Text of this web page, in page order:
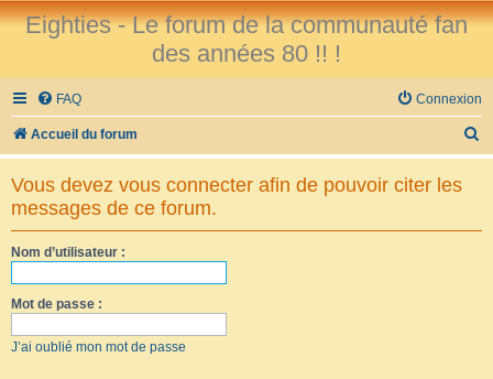
Eighties - Le forum de la communauté fan
des années 80 !! !
FAQ Connexion
Accueil du forum
e
Vous devez vous connecter afin de pouvoir citer les
messages de ce forum.
Nom d’utilisateur :
Mot de passe :
J’ai oublié mon mot de passe